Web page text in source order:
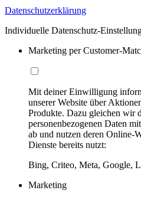
Datenschutzerklärung
Individuelle Datenschutz-
Marketing per Customer-
Mit deiner Einwilligung
unserer Website über
Produkte. Dazu gleichen wir
personenbezogenen Daten
ab und nutzen deren Online-
Dienste bereits nutzt:
Bing, Criteo, Meta, Google,
Marketing